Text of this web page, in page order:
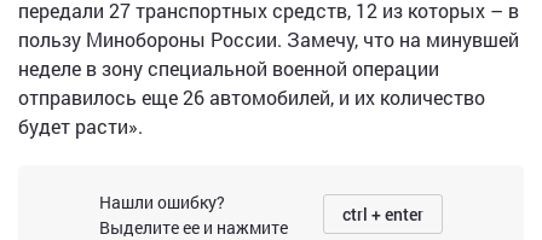
передали 27 транспортных средств, 12 из которых – в
пользу Минобороны России. Замечу, что на минувшей
неделе в зону специальной военной операции
отправилось еще 26 автомобилей, и их количество
будет расти».
Нашли ошибку?
Выделите ее и нажмите
ctrl + enter